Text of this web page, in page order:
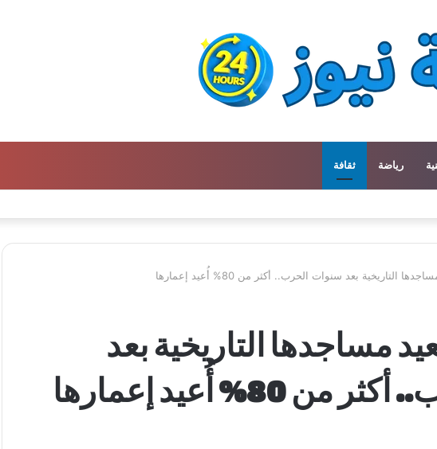
رياضة ثقافة
يطلق المجلد الثاني من كتالوج لترجمة الفكر العربي إلى الفرنسية
التاريخية بعد سنوات الحرب.. أكثر من 80% أُعيد إعمارها
مساجدها التاريخية بعد
أُعيد إعمارها